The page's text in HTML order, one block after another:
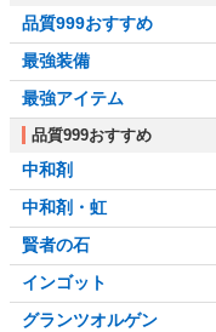
品質999おすすめ
最強装備
最強アイテム
品質999おすすめ
中和剤
中和剤・虹
賢者の石
インゴット
グランツオルゲン